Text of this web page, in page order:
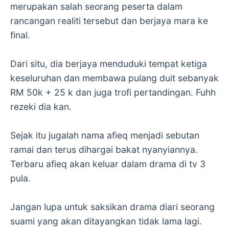
merupakan salah seorang peserta dalam
rancangan realiti tersebut dan berjaya mara ke
final.
Dari situ, dia berjaya menduduki tempat ketiga
keseluruhan dan membawa pulang duit sebanyak
RM 50k + 25 k dan juga trofi pertandingan. Fuhh
rezeki dia kan.
Sejak itu jugalah nama afieq menjadi sebutan
ramai dan terus dihargai bakat nyanyiannya.
Terbaru afieq akan keluar dalam drama di tv 3
pula.
Jangan lupa untuk saksikan drama diari seorang
suami yang akan ditayangkan tidak lama lagi.